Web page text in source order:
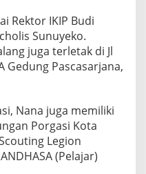
Rektor IKIP Budi
Sunuyeko.
juga terletak di Jl
Gedung Pascasarjana,
Nana juga memiliki
Porgasi Kota
Legion
(Pelajar)